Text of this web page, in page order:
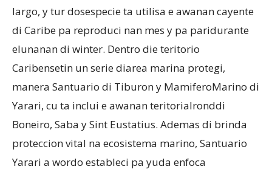
largo, y tur dosespecie ta utilisa e awanan cayente
di Caribe pa reproduci nan mes y pa paridurante
elunanan di winter. Dentro die teritorio
Caribensetin un serie diarea marina protegi,
manera Santuario di Tiburon y MamiferoMarino di
Yarari, cu ta inclui e awanan teritorialronddi
Boneiro, Saba y Sint Eustatius. Ademas di brinda
proteccion vital na ecosistema marino, Santuario
Yarari a wordo estableci pa yuda enfoca